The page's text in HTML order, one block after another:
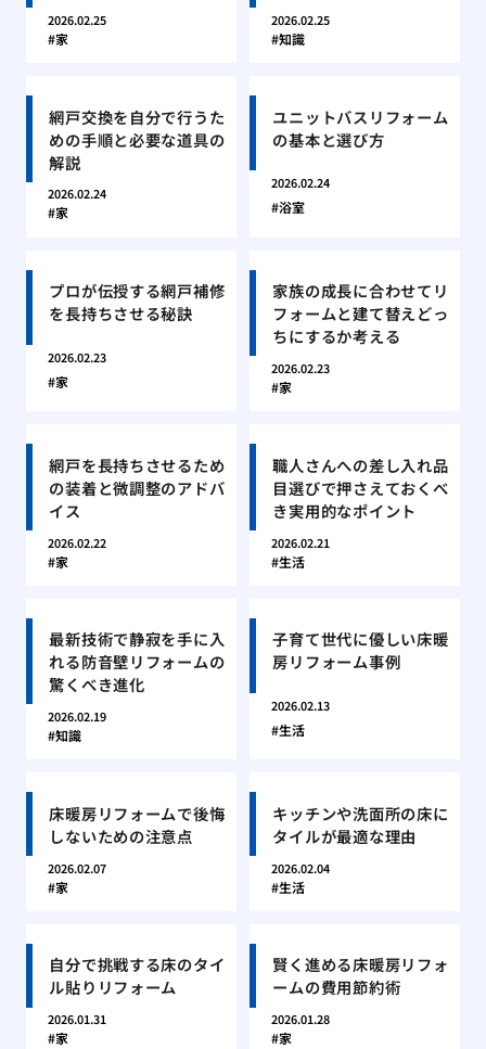
2026.02.25
家
2026.02.25
知識
網戸交換を自分で行うた
めの手順と必要な道具の
解説
2026.02.24
家
ユニットバスリフォーム
の基本と選び方
2026.02.24
浴室
プロが伝授する網戸補修
を長持ちさせる秘訣
2026.02.23
家
家族の成長に合わせてリ
フォームと建て替えどっ
ちにするか考える
2026.02.23
家
網戸を長持ちさせるため
の装着と微調整のアドバ
イス
2026.02.22
家
職人さんへの差し入れ品
目選びで押さえておくべ
き実用的なポイント
2026.02.21
生活
最新技術で静寂を手に入
れる防音壁リフォームの
驚くべき進化
2026.02.19
知識
子育て世代に優しい床暖
房リフォーム事例
2026.02.13
生活
床暖房リフォームで後悔
しないための注意点
2026.02.07
家
キッチンや洗面所の床に
タイルが最適な理由
2026.02.04
生活
自分で挑戦する床のタイ
ル貼りリフォーム
2026.01.31
家
賢く進める床暖房リフォ
ームの費用節約術
2026.01.28
家